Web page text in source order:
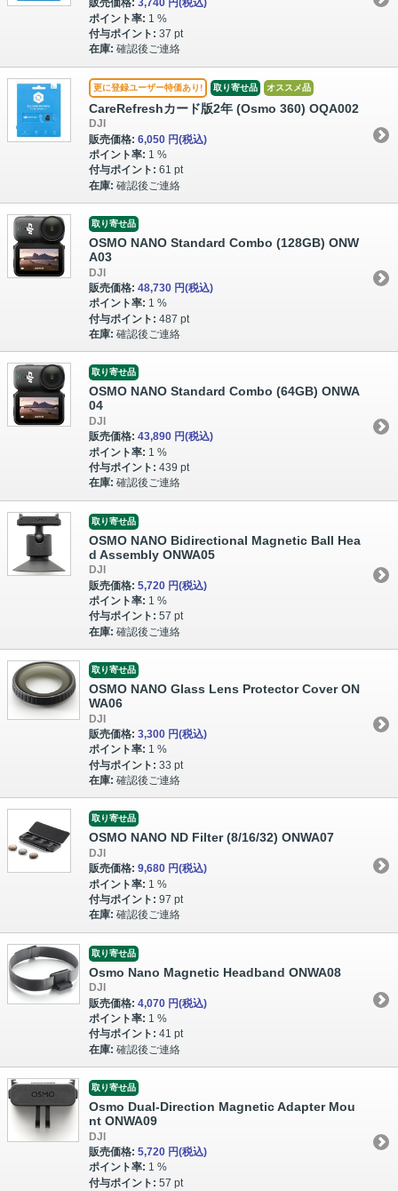
販売価格: 3,740 円(税込)
ポイント率: 1 %
付与ポイント: 37 pt
在庫: 確認後ご連絡
更に登録ユーザー特価あり! 取り寄せ品 オススメ品
CareRefreshカード版2年 (Osmo 360) OQA002
DJI
販売価格: 6,050 円(税込)
ポイント率: 1 %
付与ポイント: 61 pt
在庫: 確認後ご連絡
取り寄せ品
OSMO NANO Standard Combo (128GB) ONW
A03
DJI
販売価格: 48,730 円(税込)
ポイント率: 1 %
付与ポイント: 487 pt
在庫: 確認後ご連絡
取り寄せ品
OSMO NANO Standard Combo (64GB) ONWA
04
DJI
販売価格: 43,890 円(税込)
ポイント率: 1 %
付与ポイント: 439 pt
在庫: 確認後ご連絡
取り寄せ品
OSMO NANO Bidirectional Magnetic Ball Hea
d Assembly ONWA05
DJI
販売価格: 5,720 円(税込)
ポイント率: 1 %
付与ポイント: 57 pt
在庫: 確認後ご連絡
取り寄せ品
OSMO NANO Glass Lens Protector Cover ON
WA06
DJI
販売価格: 3,300 円(税込)
ポイント率: 1 %
付与ポイント: 33 pt
在庫: 確認後ご連絡
取り寄せ品
OSMO NANO ND Filter (8/16/32) ONWA07
DJI
販売価格: 9,680 円(税込)
ポイント率: 1 %
付与ポイント: 97 pt
在庫: 確認後ご連絡
取り寄せ品
Osmo Nano Magnetic Headband ONWA08
DJI
販売価格: 4,070 円(税込)
ポイント率: 1 %
付与ポイント: 41 pt
在庫: 確認後ご連絡
取り寄せ品
Osmo Dual-Direction Magnetic Adapter Mou
nt ONWA09
DJI
販売価格: 5,720 円(税込)
ポイント率: 1 %
付与ポイント: 57 pt